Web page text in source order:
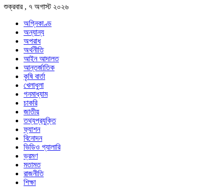
শুক্রবার , ৭ অগাস্ট ২০২৬
অগ্নিকাণ্ড
অন্যান্য
অপরাধ
অর্থনীতি
আইন আদালত
আন্তর্জাতিক
কৃষি বার্তা
খেলাধুলা
গনমাধ্যাম
চাকরি
জাতীয়
তথ্যপ্রযুক্তি
ফ্যাশন
বিনোদন
ভিডিও গ্যালারি
ভ্রমণ
মতামত
রাজনীতি
শিক্ষা